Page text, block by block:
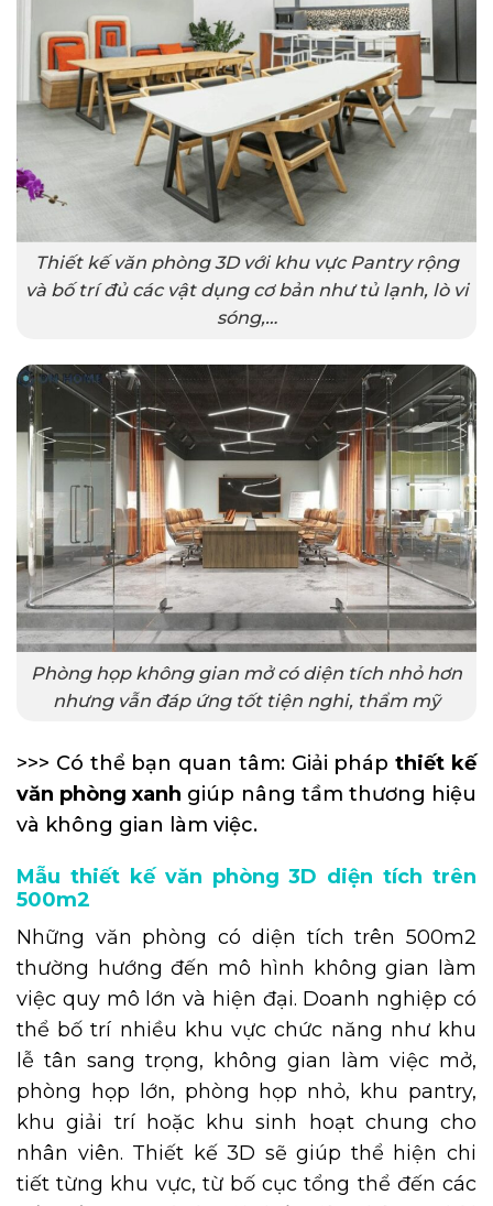
Thiết kế văn phòng 3D với khu vực Pantry rộng
và bố trí đủ các vật dụng cơ bản như tủ lạnh, lò vi
sóng,…
Phòng họp không gian mở có diện tích nhỏ hơn
nhưng vẫn đáp ứng tốt tiện nghi, thẩm mỹ
>>> Có thể bạn quan tâm: Giải phápthiết kế
văn phòng xanh giúp nâng tầm thương hiệu
và không gian làm việc.
Mẫu thiết kế văn phòng 3D diện tích trên
500m2
Những văn phòng có diện tích trên 500m2
thường hướng đến mô hình không gian làm
việc quy mô lớn và hiện đại. Doanh nghiệp có
thể bố trí nhiều khu vực chức năng như khu
lễ tân sang trọng, không gian làm việc mở,
phòng họp lớn, phòng họp nhỏ, khu pantry,
khu giải trí hoặc khu sinh hoạt chung cho
nhân viên. Thiết kế 3D sẽ giúp thể hiện chi
tiết từng khu vực, từ bố cục tổng thể đến các